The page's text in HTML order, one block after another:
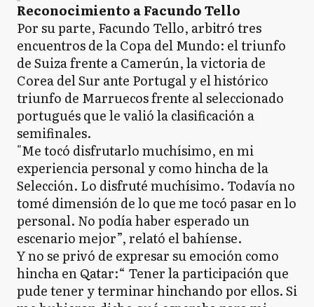
Reconocimiento a Facundo Tello
Por su parte, Facundo Tello, arbitró tres
encuentros de la Copa del Mundo: el triunfo
de Suiza frente a Camerún, la victoria de
Corea del Sur ante Portugal y el histórico
triunfo de Marruecos frente al seleccionado
portugués que le valió la clasificación a
semifinales.
"Me tocó disfrutarlo muchísimo, en mi
experiencia personal y como hincha de la
Selección. Lo disfruté muchísimo. Todavía no
tomé dimensión de lo que me tocó pasar en lo
personal. No podía haber esperado un
escenario mejor”, relató el bahíense.
Y no se privó de expresar su emoción como
hincha en Qatar:“ Tener la participación que
pude tener y terminar hinchando por ellos. Si